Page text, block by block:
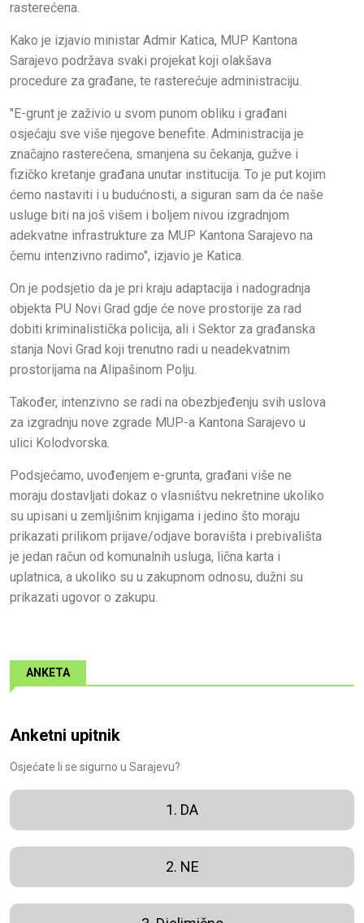
rasterećena.
Kako je izjavio ministar Admir Katica, MUP Kantona
Sarajevo podržava svaki projekat koji olakšava
procedure za građane, te rasterećuje administraciju.
"E-grunt je zaživio u svom punom obliku i građani
osjećaju sve više njegove benefite. Administracija je
značajno rasterećena, smanjena su čekanja, gužve i
fizičko kretanje građana unutar institucija. To je put kojim
ćemo nastaviti i u budućnosti, a siguran sam da će naše
usluge biti na još višem i boljem nivou izgradnjom
adekvatne infrastrukture za MUP Kantona Sarajevo na
čemu intenzivno radimo", izjavio je Katica.
On je podsjetio da je pri kraju adaptacija i nadogradnja
objekta PU Novi Grad gdje će nove prostorije za rad
dobiti kriminalistička policija, ali i Sektor za građanska
stanja Novi Grad koji trenutno radi u neadekvatnim
prostorijama na Alipašinom Polju.
Također, intenzivno se radi na obezbjeđenju svih uslova
za izgradnju nove zgrade MUP-a Kantona Sarajevo u
ulici Kolodvorska.
Podsjećamo, uvođenjem e-grunta, građani više ne
moraju dostavljati dokaz o vlasništvu nekretnine ukoliko
su upisani u zemljišnim knjigama i jedino što moraju
prikazati prilikom prijave/odjave boravišta i prebivališta
je jedan račun od komunalnih usluga, lična karta i
uplatnica, a ukoliko su u zakupnom odnosu, dužni su
prikazati ugovor o zakupu.
ANKETA
Anketni upitnik
Osjećate li se sigurno u Sarajevu?
1. DA
2. NE